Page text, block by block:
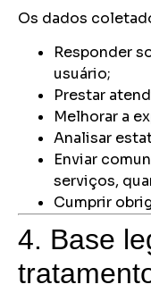
Os dados
Responder
usuário;
Prestar
Melhorar a
Analisar
Enviar
serviços,
Cumprir
4. Base